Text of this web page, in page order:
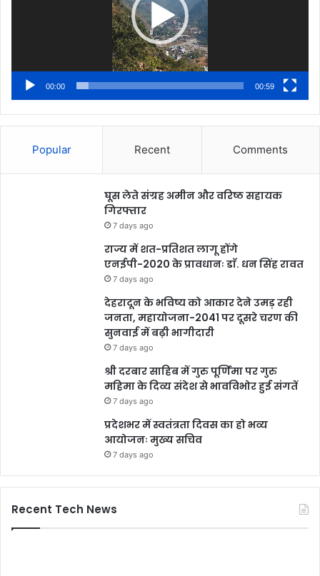
00:00 00:59
Popular Recent Comments
घूस लेते संग्रह अमीन और वरिष्ठ सहायक
गिरफ्तार
7 days ago
राज्य में शत-प्रतिशत लागू होंगे
एनईपी-2020 के प्रावधानः डाॅ. धन सिंह रावत
7 days ago
देहरादून के भविष्य को आकार देने उमड़ रही
जनता, महायोजना-2041 पर दूसरे चरण की
सुनवाई में बढ़ी भागीदारी
7 days ago
श्री दरबार साहिब में गुरु पूर्णिमा पर गुरु
महिमा के दिव्य संदेश से भावविभोर हुई संगतें
7 days ago
प्रदेशभर में स्वतंत्रता दिवस का हो भव्य
आयोजनः मुख्य सचिव
7 days ago
Recent Tech News